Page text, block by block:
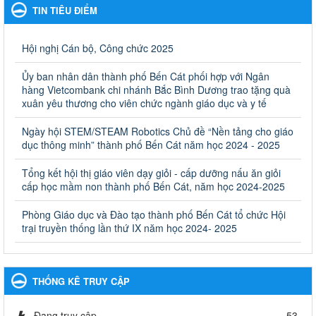
Kế hoạch Phổ biến, giáo dục pháp luật năm 2025 của ngành
Ngày ban hành: 28/02/2025
Quyết định công bố thủ tục hành chính bị bãi bỏ trong lĩnh
vực giáo dục đào tạo thuộc hệ giáo dục quốc dân và cơ sở
giáo dục khác thuộc thẩm quyền giải quyết của Sở Giáo dục
và Đào tạo, Ủy ban nhân dân cấp huyện
Quyết định công bố thủ tục hành chính bị bãi bỏ trong lĩnh vực
giáo dục đào tạo thuộc hệ giáo dục quốc dân và cơ sở giáo dục
khác thuộc thẩm quyền giải quyết của Sở Giáo dục và Đào tạo,
Ủy ban nhân dân cấp huyện
Ngày ban hành: 30/09/2024
Hướng dẫn thực hiện nhiệm vụ giáo dục tiểu học năm học
2024-2025
Hướng dẫn thực hiện nhiệm vụ giáo dục tiểu học năm học 2024-
2025
Ngày ban hành: 26/09/2024
TIN TIÊU ĐIỂM
Hội nghị Cán bộ, Công chức 2025
Ủy ban nhân dân thành phố Bến Cát phối hợp với Ngân
hàng Vietcombank chi nhánh Bắc Bình Dương trao tặng quà
xuân yêu thương cho viên chức ngành giáo dục và y tế
Ngày hội STEM/STEAM Robotics Chủ đề “Nền tảng cho giáo
dục thông minh” thành phố Bến Cát năm học 2024 - 2025
Tổng kết hội thị giáo viên dạy giỏi - cấp dưỡng nấu ăn giỏi
cấp học mầm non thành phố Bến Cát, năm học 2024-2025
Phòng Giáo dục và Đào tạo thành phố Bến Cát tổ chức Hội
trại truyền thống lần thứ IX năm học 2024- 2025
THỐNG KÊ TRUY CẬP